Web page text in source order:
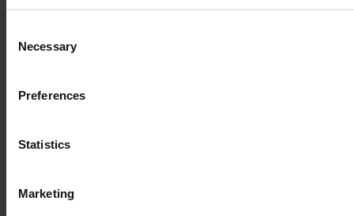
Selection
Necessary
Preferences
Statistics
Marketing